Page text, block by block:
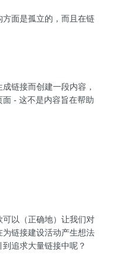
面是孤立的，而且在链
链接而创建一段内容，
- 这不是内容旨在帮助
以（正确地）让我们对
链接建设活动产生想法
追求大量链接中呢？